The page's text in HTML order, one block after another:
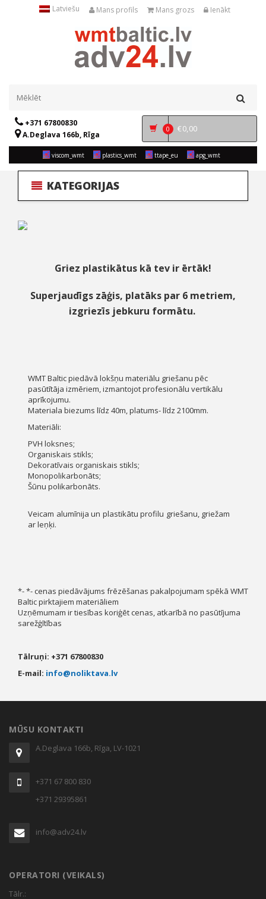
Latviešu Mans profils Mans grozs Ienākt
+371 67800830
A.Deglava 166b, Rīga
0 €0,00
viscom_wmt plastics_wmt ttape_eu apg_wmt
KATEGORIJAS
Griez plastikātus kā tev ir ērtāk!
Superjaudīgs zāģis, platāks par 6 metriem,
izgriezīs jebkuru formātu.
WMT Baltic piedāvā lokšņu materiālu griešanu pēc
pasūtītāja izmēriem, izmantojot profesionālu vertikālu
aprīkojumu.
Materiala biezums līdz 40m, platums- līdz 2100mm.
Materiāli:
PVH loksnes;
Organiskais stikls;
Dekoratīvais organiskais stikls;
Monopolikarbonāts;
Šūnu polikarbonāts.
Veicam alumīnija un plastikātu profilu griešanu, griežam
ar leņķi.
*- *- cenas piedāvājums frēzēšanas pakalpojumam spēkā WMT
Baltic pirktajiem materiāliem
Uzņēmumam ir tiesības koriģēt cenas, atkarībā no pasūtījuma
sarežģītības
Тālruņi: +371 67800830
E-mail: info@noliktava.lv
MŪSU KONTAKTI
A.Deglava 166b, Rīga, LV-1021
+371 67 800 830
+371 29395861
info@adv24.lv
OPERATORI (VEIKALS)
Tālr.: